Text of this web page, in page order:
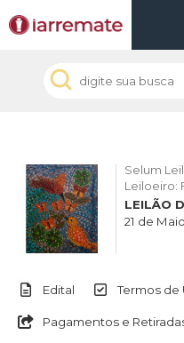
Selum
Leiloeiro:
LEILÃO
21 de
Edital Termos de
Pagamentos e